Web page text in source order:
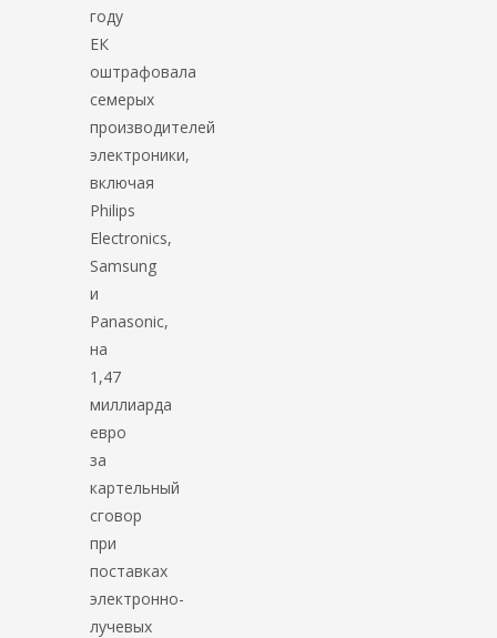
году
ЕК
оштрафовала
семерых
производителей
электроники,
включая
Philips
Electronics,
Samsung
и
Panasonic,
на
1,47
миллиарда
евро
за
картельный
сговор
при
поставках
электронно-
лучевых